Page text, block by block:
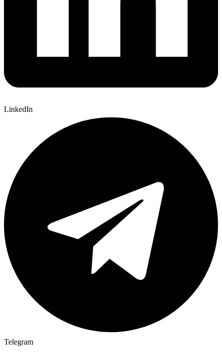
LinkedIn
Telegram